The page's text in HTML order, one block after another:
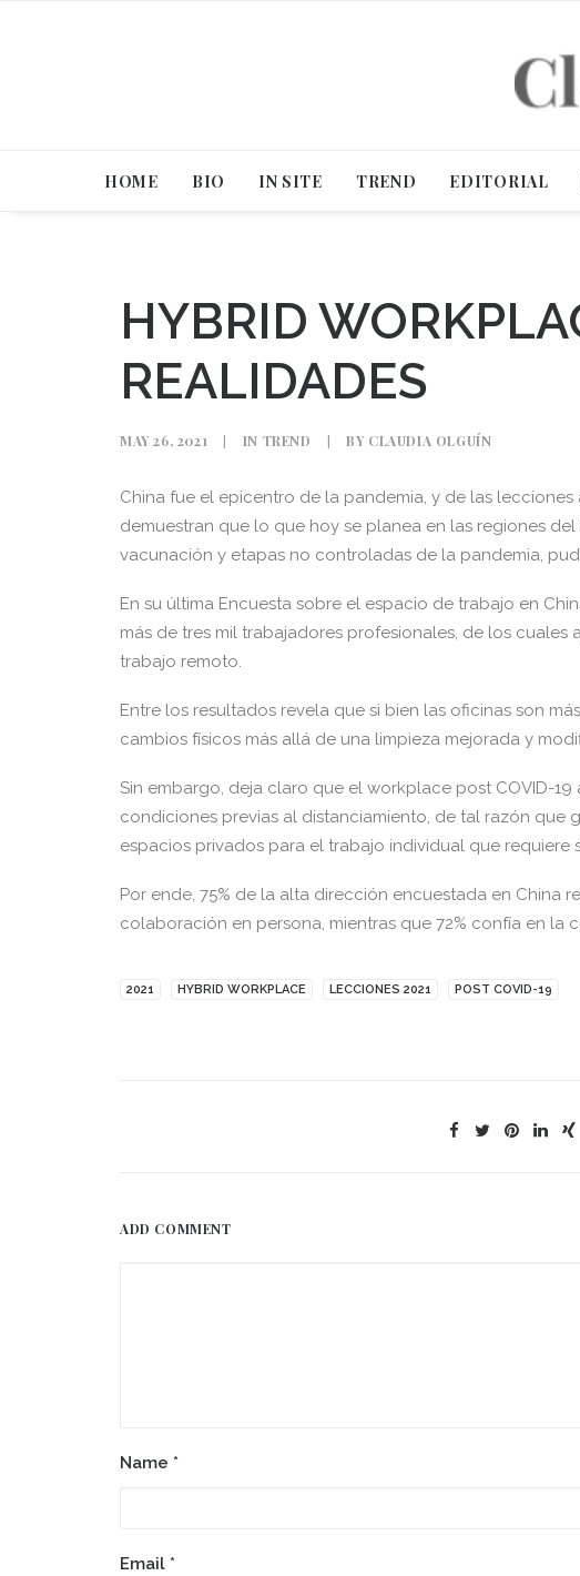
HOME BIO IN SITE TREND EDITORIAL
HYBRID
REALIDADES
MAY 26, 2021 | IN TREND | BY CLAUDIA OLGUÍN
China fue el epicentro de la pandemia, y de las
demuestran que lo que hoy se planea en las regiones
vacunación y etapas no controladas de la pandemia,
En su última Encuesta sobre el espacio de trabajo en
más de tres mil trabajadores profesionales, de los cuales
trabajo remoto.
Entre los resultados revela que si bien las oficinas son
cambios físicos más allá de una limpieza mejorada y
Sin embargo, deja claro que el workplace post COVID-
condiciones previas al distanciamiento, de tal razón que
espacios privados para el trabajo individual que requiere
Por ende, 75% de la alta dirección encuestada en China
colaboración en persona, mientras que 72% confía en la
2021 HYBRID WORKPLACE LECCIONES 2021 POST COVID-19
ADD COMMENT
Name *
Email *